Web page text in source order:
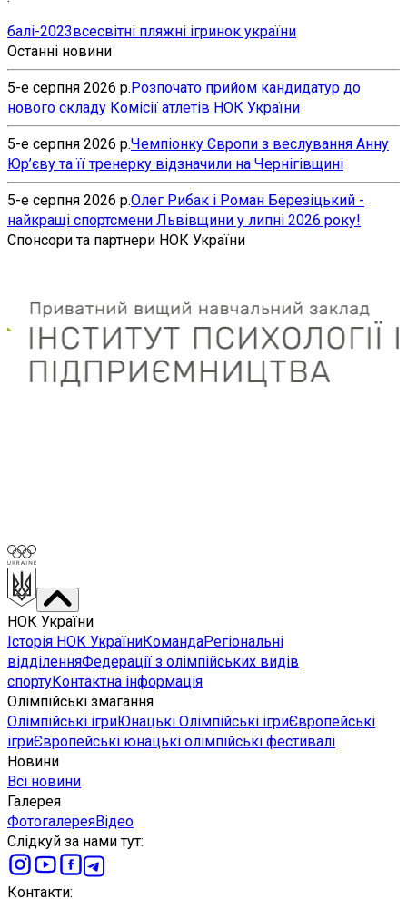
балі-2023всесвітні пляжні ігринок україни
Останні новини
5-е серпня 2026 р.Розпочато прийом кандидатур до
нового складу Комісії атлетів НОК України
5-е серпня 2026 р.Чемпіонку Європи з веслування Анну
Юр’єву та її тренерку відзначили на Чернігівщині
5-е серпня 2026 р.Олег Рибак і Роман Березіцький -
найкращі спортсмени Львівщини у липні 2026 року!
Спонсори та партнери НОК України
НОК України
Історія НОК УкраїниКомандаРегіональні
відділенняФедерації з олімпійських видів
спортуКонтактна інформація
Олімпійські змагання
Олімпійські ігриЮнацькі Олімпійські ігриЄвропейські
ігриЄвропейські юнацькі олімпійські фестивалі
Новини
Всі новини
Галерея
ФотогалереяВідео
Слідкуй за нами тут:
Контакти: